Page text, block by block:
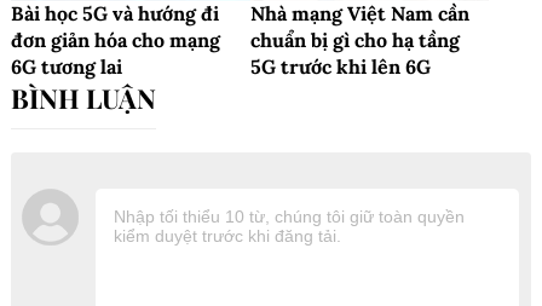
Bài học 5G và hướng đi
đơn giản hóa cho mạng
6G tương lai
Nhà mạng Việt Nam cần
chuẩn bị gì cho hạ tầng
5G trước khi lên 6G